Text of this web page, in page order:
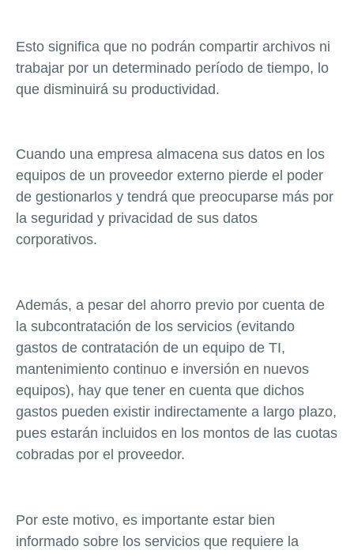
Esto significa que no podrán compartir archivos ni
trabajar por un determinado período de tiempo, lo
que disminuirá su productividad.
Cuando una empresa almacena sus datos en los
equipos de un proveedor externo pierde el poder
de gestionarlos y tendrá que preocuparse más por
la seguridad y privacidad de sus datos
corporativos.
Además, a pesar del ahorro previo por cuenta de
la subcontratación de los servicios (evitando
gastos de contratación de un equipo de TI,
mantenimiento continuo e inversión en nuevos
equipos), hay que tener en cuenta que dichos
gastos pueden existir indirectamente a largo plazo,
pues estarán incluidos en los montos de las cuotas
cobradas por el proveedor.
Por este motivo, es importante estar bien
informado sobre los servicios que requiere la